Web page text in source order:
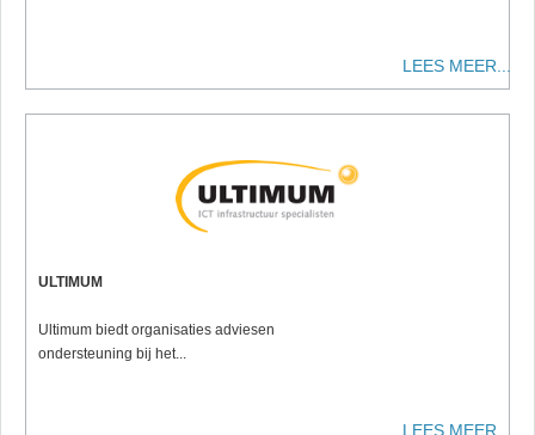
LEES MEER...
ULTIMUM
Ultimum biedt organisaties adviesen
ondersteuning bij het...
LEES MEER...